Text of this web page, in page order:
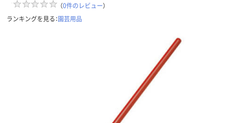
（0件のレビュー）
ランキングを見る：園芸用品